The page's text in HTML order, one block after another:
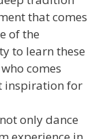
that comes
of the
to learn these
comes
inspiration for
only dance